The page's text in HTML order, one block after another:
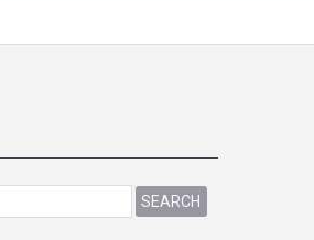
SEARCH